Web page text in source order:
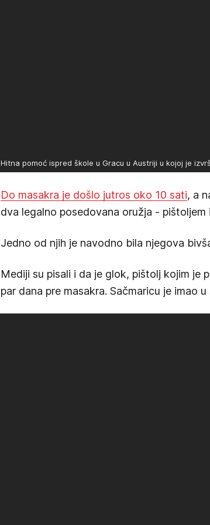
Hitna pomoć ispred škole u Gracu u Austriji u kojoj je
Do masakra je došlo jutros oko 10 sati, a
dva legalno posedovana oružja -
Jedno od njih je navodno bila njegova
Mediji su pisali i da je glok, pištolj kojim je
par dana pre masakra. Sačmaricu je imao